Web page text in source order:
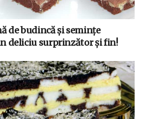
de budincă și semințe
deliciu surprinzător și fin!